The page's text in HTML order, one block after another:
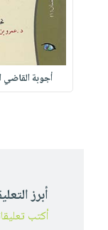
أجوبة القاضي
أبرز
أكتب